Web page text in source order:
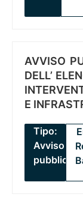
AVVISO
DELL’
E
Tipo:
Avviso
pubblico